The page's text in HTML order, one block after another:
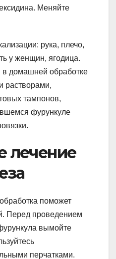
Меняйте
рука, плечо,
у женщин, ягодица.
в домашней обработке
растворами,
тампонов,
фурункуле
лечение
поможет
Перед проведением
вымойте
перчатками.